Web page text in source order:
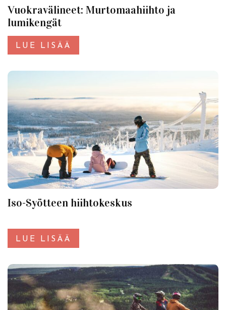
Vuokravälineet: Murtomaahiihto ja
lumikengät
LUE LISÄÄ
Iso-Syötteen hiihtokeskus
LUE LISÄÄ